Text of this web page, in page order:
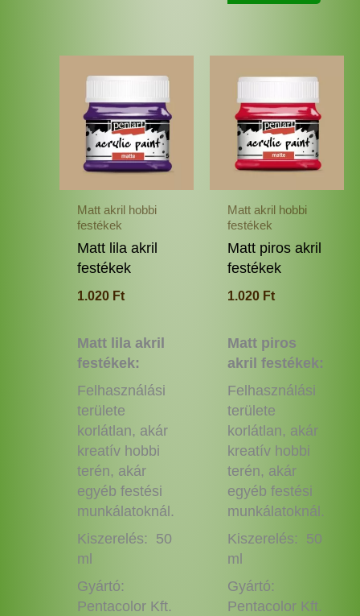
Matt akril hobbi
festékek
Matt lila akril
festékek
1.020 Ft
Matt lila akril
festékek:
Felhasználási
területe
korlátlan, akár
kreatív hobbi
terén, akár
egyéb festési
munkálatoknál.
Kiszerelés: 50
ml
Gyártó:
Pentacolor Kft.
terméknek
több
van.
változatok
termékoldalon
választhatók
Matt akril hobbi
festékek
Matt piros akril
festékek
1.020 Ft
Matt piros
akril festékek:
Felhasználási
területe
korlátlan, akár
kreatív hobbi
terén, akár
egyéb festési
munkálatoknál.
Kiszerelés: 50
ml
Gyártó:
Pentacolor Kft.
több
van.